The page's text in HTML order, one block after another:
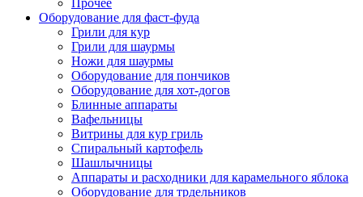
Прочее
Оборудование для фаст-фуда
Грили для кур
Грили для шаурмы
Ножи для шаурмы
Оборудование для пончиков
Оборудование для хот-догов
Блинные аппараты
Вафельницы
Витрины для кур гриль
Спиральный картофель
Шашлычницы
Аппараты и расходники для карамельного яблока
Оборудование для трдельников